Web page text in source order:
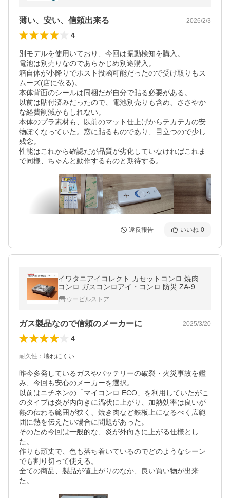
薄い、安い、信頼出来る 2026/2/3
4
別モデルを使用いており、今回は振動検知を購入。
電池は別売りなのであらかじめ別途購入。
箱自体が小降りでポスト投函可能だったので受け取りもス
ムーズ(店に依る)。
本体背面のシールは同梱だが自分で貼る必要がある。
以前は貼付済みだったので、電池別売りも含め、ささやか
な経費削減かもしれない。
本体のプラ素材も、以前のマット仕上げからテカテカの安
物ぽくなっていた。窓に貼るものであり、目立つので少し
残念。
性能はこれから確認だが品質が劣化していなければこれま
違反報告 いいね 0
イワタニアイコレクト カセットコンロ 焼肉
コンロ ガスコンロアイ・コンロ 防災 ZA-9M
爆買ウービルストア
ガス製品なので信頼のメーカーに 2025/3/20
4
耐久性 ： 壊れにくい
昨今多発しているガスやバッテリーの破裂・火災事故を鑑
み、今回も安心のメーカーを選択。
以前はニチネンの「マイコンロ ECO」を利用していたがこ
のタイプは炎が内向きに渦状に上がり、加熱効率は良いが
熱の伝わる範囲が狭く、焼き肉など鉄板上になるべく広範
囲に熱を伝えたい場合に問題があった。
そのため今回は一般的な、炎が外向きに上がる仕様とし
た。
作りも頑丈で、色も落ち着いているのでどのようなシーン
でも割り切って使える。
全ての商品、製品が値上がりのなか、良い買い物が出来
た。